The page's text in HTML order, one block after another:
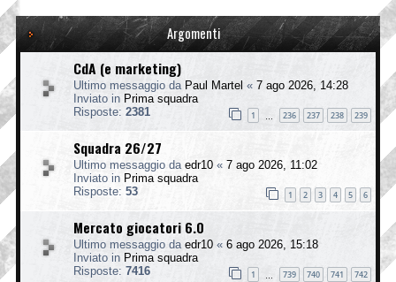
Argomenti
CdA (e marketing)
Ultimo messaggio da Paul Martel « 7 ago 2026, 14:28
Inviato in Prima squadra
Risposte: 2381 1 236 237 238 239
Squadra 26/27
Ultimo messaggio da edr10 « 7 ago 2026, 11:02
Inviato in Prima squadra
Risposte: 53 1 2 3 4 5 6
Mercato giocatori 6.0
Ultimo messaggio da edr10 « 6 ago 2026, 15:18
Inviato in Prima squadra
Risposte: 7416 1 739 740 741 742